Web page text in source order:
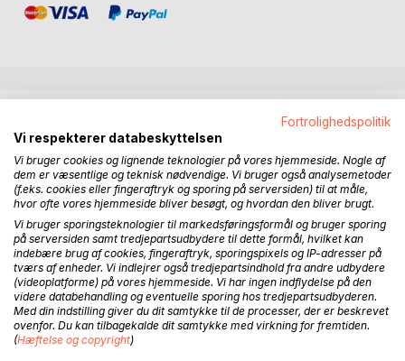
Hovedpersonen i "Slægten" er den kvabsede baron,
Helmuth, som efter sin fars død har overtaget en stærkt
amputeret ejendom. Fremprovokeret af hasardspil og
dumhed har familien gradvist formøblet deres formue. Ja,
man har ligefrem rykket bygninger ned og solgt rub og stub
(tømmer og sten) for at klare terminen.
Fortællingen tager fart, da Helmuth ved et lykketræf skal
giftes med Alvilda Raskowitz, et vaskeægte overklasseløg
fra København. Med hendes entré eskalerer den familiære
Fortrolighedspolitik
Vi respekterer databeskyttelsen
Vi bruger cookies og lignende teknologier på vores hjemmeside. Nogle af
dem er væsentlige og teknisk nødvendige. Vi bruger også analysemetoder
(f.eks. cookies eller fingeraftryk og sporing på serversiden) til at måle,
hvor ofte vores hjemmeside bliver besøgt, og hvordan den bliver brugt.
Vi bruger sporingsteknologier til markedsføringsformål og bruger sporing
på serversiden samt tredjepartsudbydere til dette formål, hvilket kan
indebære brug af cookies, fingeraftryk, sporingspixels og IP-adresser på
tværs af enheder. Vi indlejrer også tredjepartsindhold fra andre udbydere
(videoplatforme) på vores hjemmeside. Vi har ingen indflydelse på den
videre databehandling og eventuelle sporing hos tredjepartsudbyderen.
Med din indstilling giver du dit samtykke til de processer, der er beskrevet
ovenfor. Du kan tilbagekalde dit samtykke med virkning for fremtiden.
(Hæftelse og copyright)